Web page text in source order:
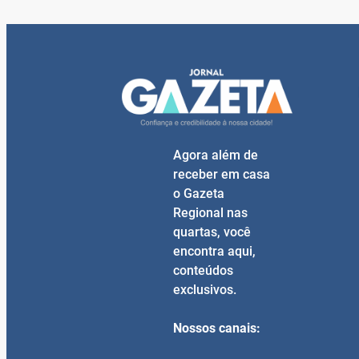
Agora além de
receber em casa
o Gazeta
Regional nas
quartas, você
encontra aqui,
conteúdos
exclusivos.
Nossos canais: